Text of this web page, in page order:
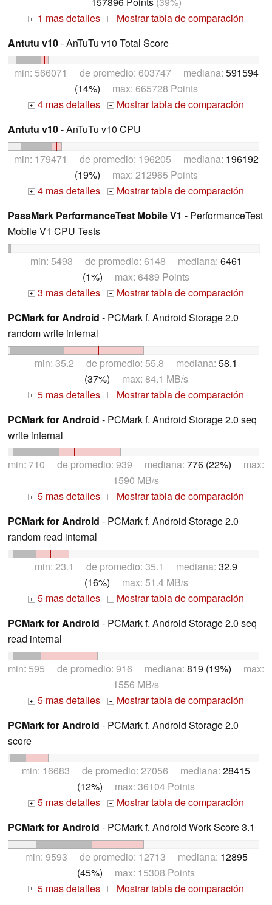
+ 1 mas detalles +
Mostrar tabla de comparación
Antutu v10- AnTuTu v10 Total Score
min: 566071 de promedio: 603747 mediana: 591594
(14%) max: 665728 Points
+ 4 mas detalles +
Mostrar tabla de comparación
Antutu v10- AnTuTu v10 CPU
min: 179471 de promedio: 196205 mediana: 196192
(19%) max: 212965 Points
+ 4 mas detalles +
Mostrar tabla de comparación
PassMark PerformanceTest Mobile V1 - PerformanceTest
Mobile V1 CPU Tests
min: 5493 de promedio: 6148 mediana: 6461
(1%) max: 6489 Points
+ 3 mas detalles +
Mostrar tabla de comparación
PCMark for Android - PCMark f. Android Storage 2.0
random write internal
min: 35.2 de promedio: 55.8 mediana: 58.1
(37%) max: 84.1 MB/s
+ 5 mas detalles +
Mostrar tabla de comparación
PCMark for Android - PCMark f. Android Storage 2.0 seq
write internal
min: 710 de promedio: 939 mediana: 776 (22%) max:
1590 MB/s
+ 5 mas detalles +
Mostrar tabla de comparación
PCMark for Android - PCMark f. Android Storage 2.0
random read internal
min: 23.1 de promedio: 35.1 mediana: 32.9
(16%) max: 51.4 MB/s
+ 5 mas detalles +
Mostrar tabla de comparación
PCMark for Android - PCMark f. Android Storage 2.0 seq
read internal
min: 595 de promedio: 916 mediana: 819 (19%) max:
1556 MB/s
+ 5 mas detalles +
Mostrar tabla de comparación
PCMark for Android - PCMark f. Android Storage 2.0
score
min: 16683 de promedio: 27056 mediana: 28415
(12%) max: 36104 Points
+ 5 mas detalles +
Mostrar tabla de comparación
PCMark for Android - PCMark f. Android Work Score 3.1
min: 9593 de promedio: 12713 mediana: 12895
(45%) max: 15308 Points
+ 5 mas detalles +
Mostrar tabla de comparación